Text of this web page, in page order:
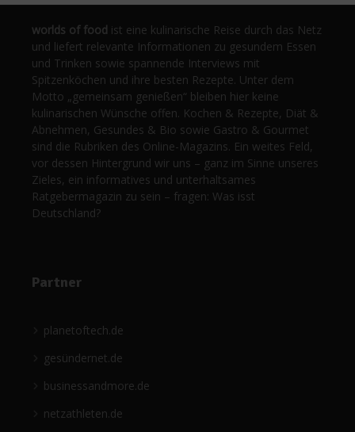
worlds of food ist eine kulinarische Reise durch das Netz
und liefert relevante Informationen zu gesundem Essen
und Trinken sowie spannende Interviews mit
Spitzenköchen und ihre besten Rezepte. Unter dem
Motto „gemeinsam genießen“ bleiben hier keine
kulinarischen Wünsche offen. Kochen & Rezepte, Diät &
Abnehmen, Gesundes & Bio sowie Gastro & Gourmet
sind die Rubriken des Online-Magazins. Ein weites Feld,
vor dessen Hintergrund wir uns – ganz im Sinne unseres
Zieles, ein informatives und unterhaltsames
Ratgebermagazin zu sein – fragen: Was isst
Deutschland?
Partner
planetoftech.de
gesündernet.de
businessandmore.de
netzathleten.de